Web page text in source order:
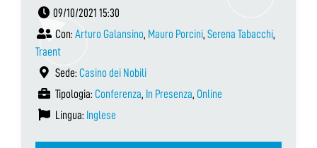
09/10/2021 15:30
Con: Arturo Galansino, Mauro Porcini, Serena Tabacchi,
Traent
Sede: Casino dei Nobili
Tipologia: Conferenza, In Presenza, Online
Lingua: Inglese